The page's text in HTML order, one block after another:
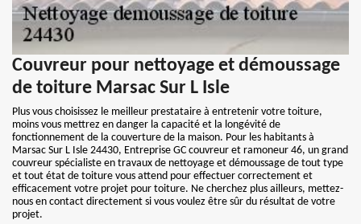
Couvreur pour nettoyage et démoussage
de toiture Marsac Sur L Isle
Plus vous choisissez le meilleur prestataire à entretenir votre toiture,
moins vous mettrez en danger la capacité et la longévité de
fonctionnement de la couverture de la maison. Pour les habitants à
Marsac Sur L Isle 24430, Entreprise GC couvreur et ramoneur 46, un grand
couvreur spécialiste en travaux de nettoyage et démoussage de tout type
et tout état de toiture vous attend pour effectuer correctement et
efficacement votre projet pour toiture. Ne cherchez plus ailleurs, mettez-
nous en contact directement si vous voulez être sûr du résultat de votre
projet.